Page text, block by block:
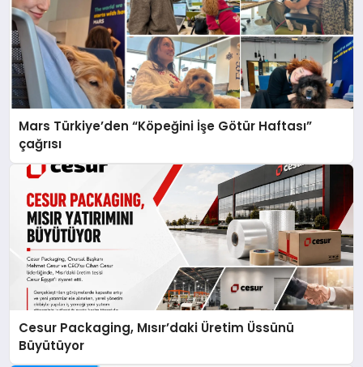
Mars Türkiye’den “Köpeğini İşe Götür Haftası”
çağrısı
Cesur Packaging, Mısır’daki Üretim Üssünü
Büyütüyor